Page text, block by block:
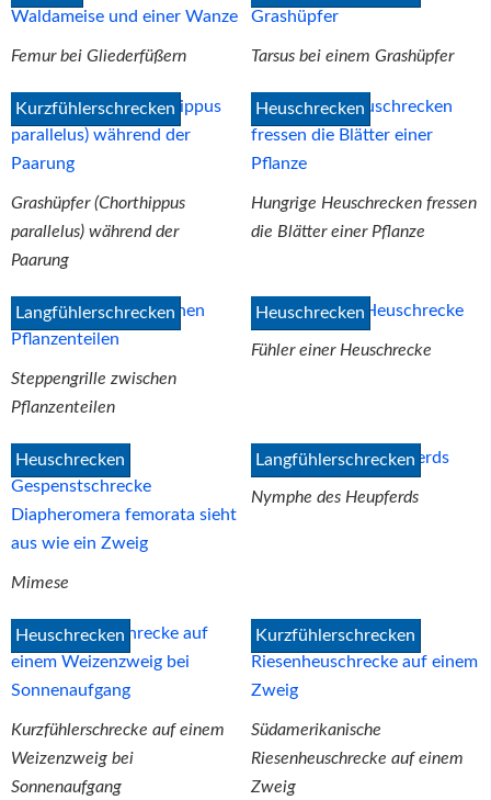
Femur bei Gliederfüßern Tarsus bei einem Grashüpfer
Kurzfühlerschrecken
Grashüpfer (Chorthippus
parallelus) während der
Paarung
Heuschrecken
Hungrige Heuschrecken fressen
die Blätter einer Pflanze
Langfühlerschrecken
Steppengrille zwischen
Pflanzenteilen
Heuschrecken
Fühler einer Heuschrecke
Heuschrecken
Mimese
Langfühlerschrecken
Nymphe des Heupferds
Heuschrecken
Kurzfühlerschrecke auf einem
Weizenzweig bei
Sonnenaufgang
Kurzfühlerschrecken
Südamerikanische
Riesenheuschrecke auf einem
Zweig